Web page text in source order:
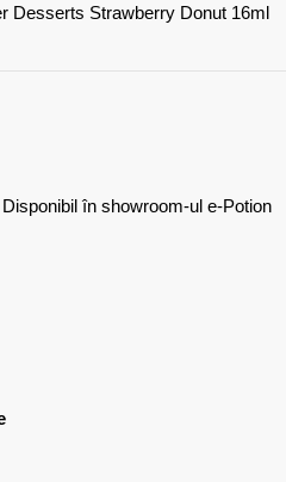
Desserts Strawberry Donut 16ml
Disponibil în showroom-ul e-Potion